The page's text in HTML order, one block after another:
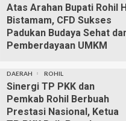
Atas Arahan Bupati Rohil
Bistamam, CFD Sukses
Padukan Budaya Sehat
Pemberdayaan UMKM
DAERAH ROHIL
Sinergi TP PKK dan
Pemkab Rohil Berbuah
Prestasi Nasional, Ketua